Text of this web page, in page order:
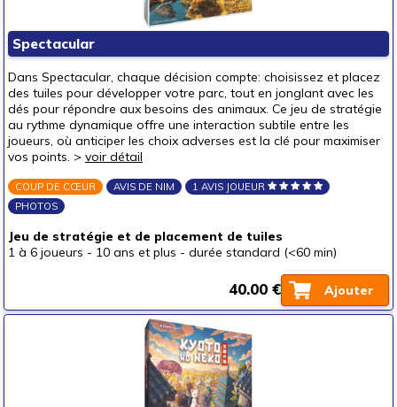
Puzzles & casse-têtes
un bébé (0-3 ans)
un p'tit bout (3-6 ans)
(1)
un junior (6-8 ans)
(2)
un ado (12-16 ans)
Prix
(8)
(2)
Spectacular
Dans Spectacular, chaque décision compte: choisissez et placez
des tuiles pour développer votre parc, tout en jonglant avec les
dés pour répondre aux besoins des animaux. Ce jeu de stratégie
au rythme dynamique offre une interaction subtile entre les
joueurs, où anticiper les choix adverses est la clé pour maximiser
vos points. > voir détail
COUP DE CŒUR AVIS DE NIM
1 AVIS JOUEUR
PHOTOS
Jeu de stratégie et de placement de tuiles
1 à 6 joueurs - 10 ans et plus - durée standard (<60 min)
Ajouter
40.00 €